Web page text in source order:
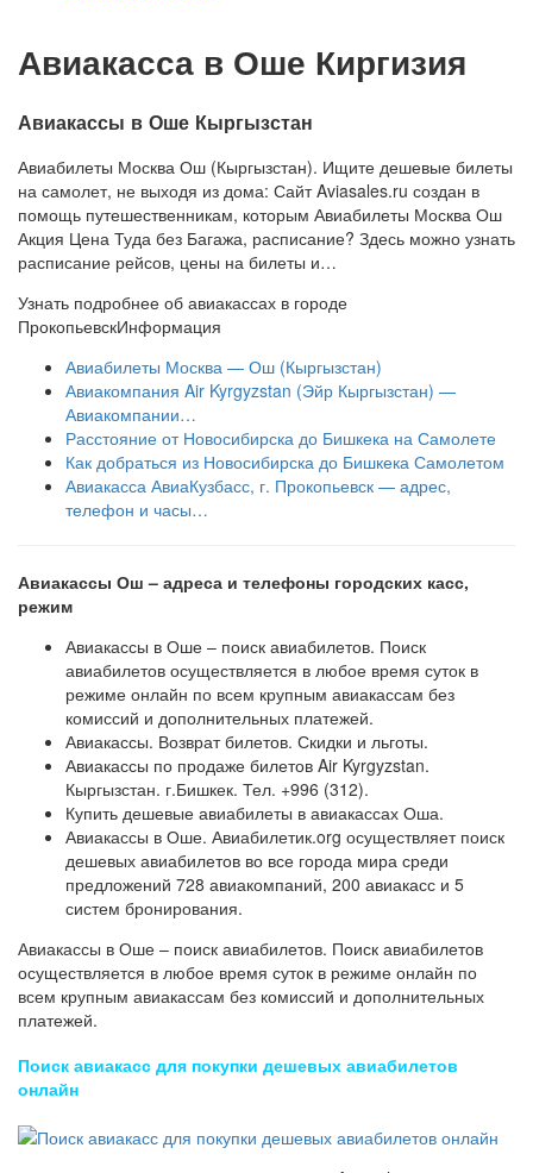
Авиакасса в Оше Киргизия
Авиакассы в Оше Кыргызстан
Авиабилеты Москва Ош (Кыргызстан). Ищите дешевые билеты
на самолет, не выходя из дома: Сайт Aviasales.ru создан в
помощь путешественникам, которым Авиабилеты Москва Ош
Акция Цена Туда без Багажа, расписание? Здесь можно узнать
расписание рейсов, цены на билеты и…
Узнать подробнее об авиакассах в городе
ПрокопьевскИнформация
Авиабилеты Москва — Ош (Кыргызстан)
Авиакомпания Air Kyrgyzstan (Эйр Кыргызстан) —
Авиакомпании…
Расстояние от Новосибирска до Бишкека на Самолете
Как добраться из Новосибирска до Бишкека Самолетом
Авиакасса АвиаКузбасс, г. Прокопьевск — адрес,
телефон и часы…
Авиакассы Ош – адреса и телефоны городских касс,
режим
Авиакассы в Оше – поиск авиабилетов. Поиск
авиабилетов осуществляется в любое время суток в
режиме онлайн по всем крупным авиакассам без
комиссий и дополнительных платежей.
Авиакассы. Возврат билетов. Скидки и льготы.
Авиакассы по продаже билетов Air Kyrgyzstan.
Кыргызстан. г.Бишкек. Тел. +996 (312).
Купить дешевые авиабилеты в авиакассах Оша.
Авиакассы в Оше. Авиабилетик.org осуществляет поиск
дешевых авиабилетов во все города мира среди
предложений 728 авиакомпаний, 200 авиакасс и 5
систем бронирования.
Авиакассы в Оше – поиск авиабилетов. Поиск авиабилетов
осуществляется в любое время суток в режиме онлайн по
всем крупным авиакассам без комиссий и дополнительных
платежей.
Поиск авиакасс для покупки дешевых авиабилетов
онлайн